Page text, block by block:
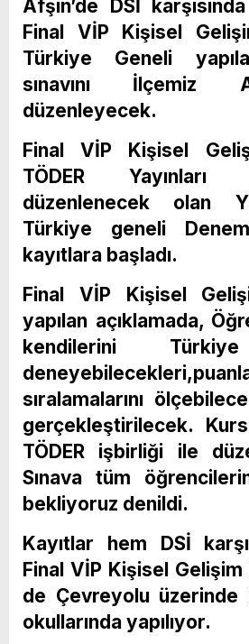
Afşin’de DSİ
Final VİP Kişisel
Türkiye Geneli
sınavını İlçemiz
düzenleyecek.
Final VİP Kişisel
TÖDER
düzenlenecek olan
Türkiye geneli
kayıtlara başladı.
Final VİP Kişisel
yapılan açıklamada,
kendilerini
sıralamalarını
gerçekleştirilecek.
TÖDER işbirliği ile
Sınava tüm
bekliyoruz denildi.
Kayıtlar hem DSİ
Final VİP Kişisel
de Çevreyolu üzerinde
okullarında yapılıyor.